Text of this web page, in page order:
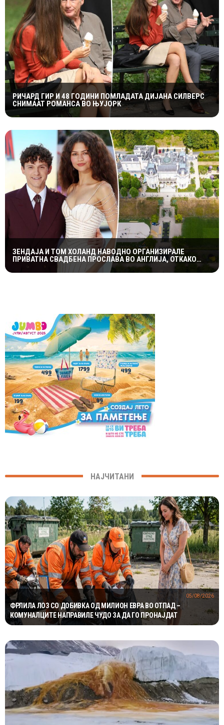
РИЧАРД ГИР И 48 ГОДИНИ ПОМЛАДАТА ДИЈАНА СИЛВЕРС
СНИМААТ РОМАНСА ВО ЊУЈОРК
ЗЕНДАЈА И ТОМ ХОЛАНД НАВОДНО ОРГАНИЗИРАЛЕ
ПРИВАТНА СВАДБЕНА ПРОСЛАВА ВО АНГЛИЈА, ОТКАКО
ТАЈНО СЕ ВЕНЧАЛЕ
НАЈЧИТАНИ
ФРЛИЛА ЛОЗ СО ДОБИВКА ОД МИЛИОН ЕВРА ВО ОТПАД –
КОМУНАЛЦИТЕ НАПРАВИЛЕ ЧУДО ЗА ДА ГО ПРОНАЈДАТ
05/08/2026